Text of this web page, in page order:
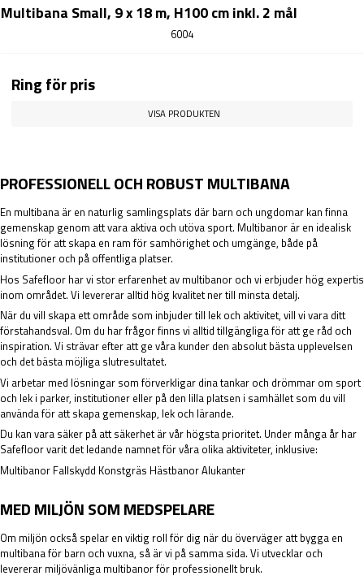
Multibana Small, 9 x 18 m, H100 cm inkl. 2 mål
6004
Ring för pris
VISA PRODUKTEN
PROFESSIONELL OCH ROBUST MULTIBANA
En multibana är en naturlig samlingsplats där barn och ungdomar kan finna
gemenskap genom att vara aktiva och utöva sport. Multibanor är en idealisk
lösning för att skapa en ram för samhörighet och umgänge, både på
institutioner och på offentliga platser.
Hos Safefloor har vi stor erfarenhet av multibanor och vi erbjuder hög expertis
inom området. Vi levererar alltid hög kvalitet ner till minsta detalj.
När du vill skapa ett område som inbjuder till lek och aktivitet, vill vi vara ditt
förstahandsval. Om du har frågor finns vi alltid tillgängliga för att ge råd och
inspiration. Vi strävar efter att ge våra kunder den absolut bästa upplevelsen
och det bästa möjliga slutresultatet.
Vi arbetar med lösningar som förverkligar dina tankar och drömmar om sport
och lek i parker, institutioner eller på den lilla platsen i samhället som du vill
använda för att skapa gemenskap, lek och lärande.
Du kan vara säker på att säkerhet är vår högsta prioritet. Under många år har
Safefloor varit det ledande namnet för våra olika aktiviteter, inklusive:
Multibanor Fallskydd Konstgräs Hästbanor Alukanter
MED MILJÖN SOM MEDSPELARE
Om miljön också spelar en viktig roll för dig när du överväger att bygga en
multibana för barn och vuxna, så är vi på samma sida. Vi utvecklar och
levererar miljövänliga multibanor för professionellt bruk.